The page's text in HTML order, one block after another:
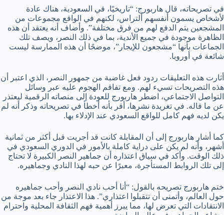
في تصريحاته، قال هاربورج: “تاريخيًا، في السعودية، هناك عادة
لأشخاص يسمون أنفسهم ألتراس، لكنهم في الواقع مجموعات من
المشجعين يتم الدفع لهم من فرق مختلفة”. وأضاف أنه يعتقد أن هذه
الظاهرة موجودة في جميع الأندية، بما في ذلك النصر، ويصف تلك
الجماعات بأنها “مشجعون للإيجار”، موضحًا أن هذه الممارسة ليست
شائعة في أوروبا.
أثارت هذه التعليقات ردود فعل غاضبة من جمهور النصر، الذي اعتبر أن
هذه التصريحات تسيء لهم. ومع تفاقم الهجوم عليه عبر وسائل
التواصل الاجتماعي، اضطر هاربورج للعودة إلى منصاته الرقمية ليعتذر
عن ما قاله. في تغريدة نشرها، أقر بأنه أخطأ في تصريحاته وذكر أنه لم
يكن لديه فهم كامل للواقع السعودي عند الإدلاء بها.
كما أشار هاربورج إلى أن المقابلة كانت قد أجريت قبل أكثر من ثمانية
أشهر، وأنه لم يكن على دراية كاملة بالأمور في الدوري السعودي في
ذلك الوقت. وأكد في سياق اعتذاره أن جماهير النصر الكبيرة لا تحتاج
إلى تلك الروابط المستأجرة، معبرًا عن حبه لهذا النادي وجماهيره.
ختم هاربورج تصريحه بالقول: “أنا أحب نادي النصر وأحب جماهيره
حول العالم، وأتمنى أن تتقبلوا اعتذاري”. هذا الاعتذار جاء بعد موجة من
الانتقادات التي تعرض لها، مما يبرز أهمية فهم الثقافة المحلية واحترام